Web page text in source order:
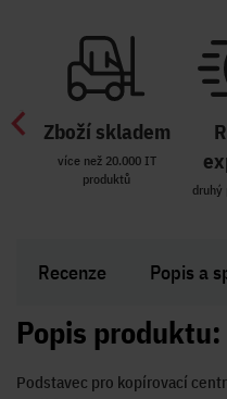
Zboží skladem
více než 20.000 IT
produktů
druhý
Recenze Popis a
Popis produktu:
Podstavec pro kopírovací